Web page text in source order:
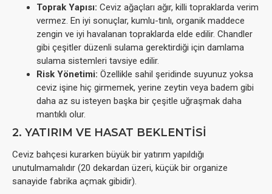
Toprak Yapısı: Ceviz ağaçları ağır, killi topraklarda verim
vermez. En iyi sonuçlar, kumlu-tınlı, organik maddece
zengin ve iyi havalanan topraklarda elde edilir. Chandler
gibi çeşitler düzenli sulama gerektirdiği için damlama
sulama sistemleri tavsiye edilir.
Risk Yönetimi: Özellikle sahil şeridinde suyunuz yoksa
ceviz işine hiç girmemek, yerine zeytin veya badem gibi
daha az su isteyen başka bir çeşitle uğraşmak daha
mantıklı olur.
2. YATIRIM VE HASAT BEKLENTISI
Ceviz bahçesi kurarken büyük bir yatırım yapıldığı
unutulmamalıdır (20 dekardan üzeri, küçük bir organize
sanayide fabrika açmak gibidir).